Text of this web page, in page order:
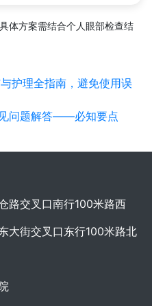
体方案需结合个人眼部检查结
护理全指南，避免使用误
问题解答——必知要点
路交叉口南行100米路西
大街交叉口东行100米路北